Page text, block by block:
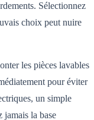
Sélectionnez
choix peut nuire
les pièces lavables
pour éviter
un simple
la base